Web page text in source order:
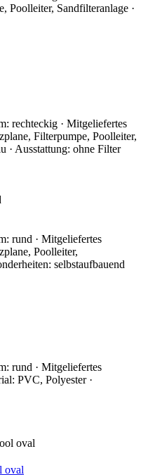
Poolleiter, Sandfilteranlage ·
rechteckig · Mitgeliefertes
Filterpumpe, Poolleiter,
· Ausstattung: ohne Filter
rund · Mitgeliefertes
Poolleiter,
selbstaufbauend
rund · Mitgeliefertes
PVC, Polyester ·
oval